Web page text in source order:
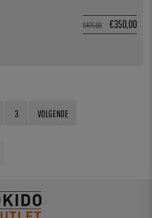
€475,00 €350,00
3 VOLGENDE